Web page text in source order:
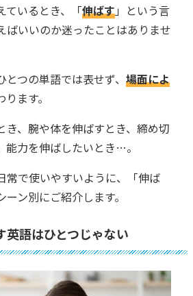
ているとき、「伸ばす」という言
ばいいのか迷ったことはありませ
つの単語では表せず、 場面によ
ます。
き、腕や体を伸ばすとき、締め切
能力を伸ばしたいとき…。
常で使いやすいように、「伸ば
ン別にご紹介します。
英語はひとつじゃない